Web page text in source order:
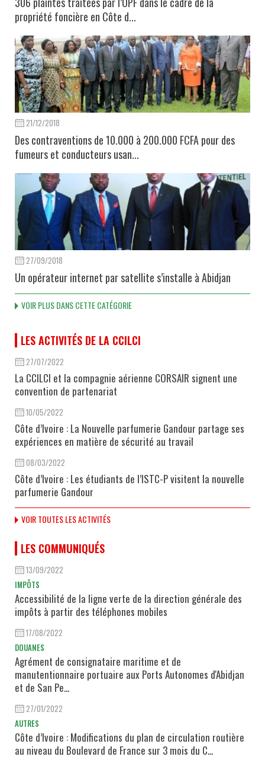
propriété foncière en Côte d...
21/12/2018
Des contraventions de 10.000 à 200.000 FCFA pour des
fumeurs et conducteurs usan...
27/09/2018
Un opérateur internet par satellite s’installe à Abidjan
VOIR PLUS DANS CETTE CATÉGORIE
LES ACTIVITÉS DE LA CCILCI
27/07/2022
La CCILCI et la compagnie aérienne CORSAIR signent une
convention de partenariat
10/05/2022
Côte d’Ivoire : La Nouvelle parfumerie Gandour partage ses
expériences en matière de sécurité au travail
08/03/2022
Côte d’Ivoire : Les étudiants de l’ISTC-P visitent la nouvelle
parfumerie Gandour
VOIR TOUTES LES ACTIVITÉS
LES COMMUNIQUÉS
13/09/2022
IMPÔTS
Accessibilité de la ligne verte de la direction générale des
impôts à partir des téléphones mobiles
17/08/2022
DOUANES
Agrément de consignataire maritime et de
manutentionnaire portuaire aux Ports Autonomes d'Abidjan
et de San Pe...
27/01/2022
AUTRES
Côte d’Ivoire : Modifications du plan de circulation routière
au niveau du Boulevard de France sur 3 mois du C...